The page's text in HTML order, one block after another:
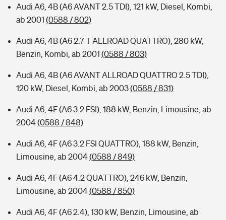
Audi A6, 4B (A6 AVANT 2.5 TDI), 121 kW, Diesel, Kombi,
ab 2001 (0588 / 802)
Audi A6, 4B (A6 2.7 T ALLROAD QUATTRO), 280 kW,
Benzin, Kombi, ab 2001 (0588 / 803)
Audi A6, 4B (A6 AVANT ALLROAD QUATTRO 2.5 TDI),
120 kW, Diesel, Kombi, ab 2003(0588 / 831)
Audi A6, 4F (A6 3.2 FSI), 188 kW, Benzin, Limousine, ab
2004(0588 / 848)
Audi A6, 4F (A6 3.2 FSI QUATTRO), 188 kW, Benzin,
Limousine, ab 2004(0588 / 849)
Audi A6, 4F (A6 4.2 QUATTRO), 246 kW, Benzin,
Limousine, ab 2004(0588 / 850)
Audi A6, 4F (A6 2.4), 130 kW, Benzin, Limousine, ab